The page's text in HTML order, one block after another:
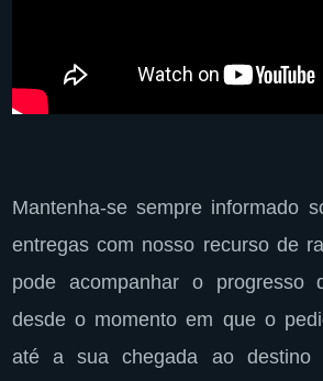
Mantenha-se sempre informado
entregas com nosso recurso de
pode acompanhar o progresso
desde o momento em que o
até a sua chegada ao destino